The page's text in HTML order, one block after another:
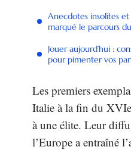
Anecdotes insolites
marqué le parcours
Jouer aujourd’hui :
pour pimenter vos
Les premiers
Italie à la fin du XVIe
à une élite. Leur
l’Europe a entraîné